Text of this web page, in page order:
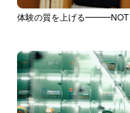
体験の質を上げる━━━NOT